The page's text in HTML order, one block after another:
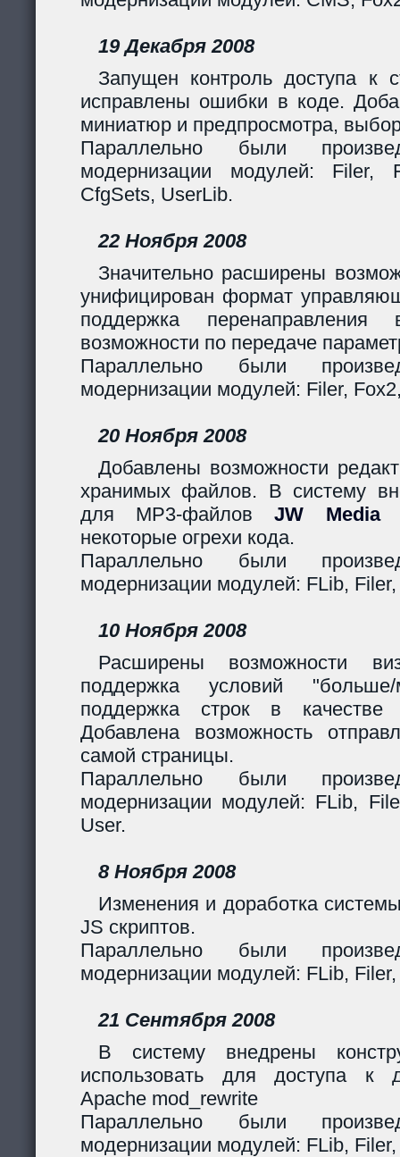
19 Декабря 2008
Запущен контроль доступа к
исправлены ошибки в коде.
миниатюр и предпросмотра,
Параллельно были
модернизации модулей: Filer,
CfgSets, UserLib.
22 Ноября 2008
Значительно расширены
унифицирован формат
поддержка
возможности по передаче
Параллельно были
модернизации модулей: Filer,
20 Ноября 2008
Добавлены возможности
хранимых файлов. В систему
для MP3-файловJW Media
некоторые огрехи кода.
Параллельно были
модернизации модулей: FLib,
10 Ноября 2008
Расширены возможности
поддержка условий
поддержка строк в качестве
Добавлена возможность
самой страницы.
Параллельно были
модернизации модулей: FLib,
User.
8 Ноября 2008
Изменения и доработка
JS скриптов.
Параллельно были
модернизации модулей: FLib,
21 Сентября 2008
В систему внедрены
использовать для доступа к
Apache mod_rewrite
Параллельно были
модернизации модулей: FLib,